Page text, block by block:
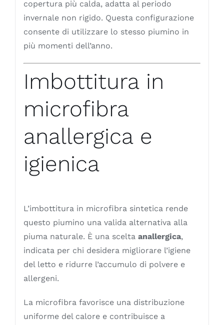
copertura più calda, adatta al periodo
invernale non rigido. Questa configurazione
consente di utilizzare lo stesso piumino in
più momenti dell’anno.
Imbottitura in
microfibra
anallergica e
igienica
L’imbottitura in microfibra sintetica rende
questo piumino una valida alternativa alla
piuma naturale. È una scelta anallergica,
indicata per chi desidera migliorare l’igiene
del letto e ridurre l’accumulo di polvere e
allergeni.
La microfibra favorisce una distribuzione
uniforme del calore e contribuisce a